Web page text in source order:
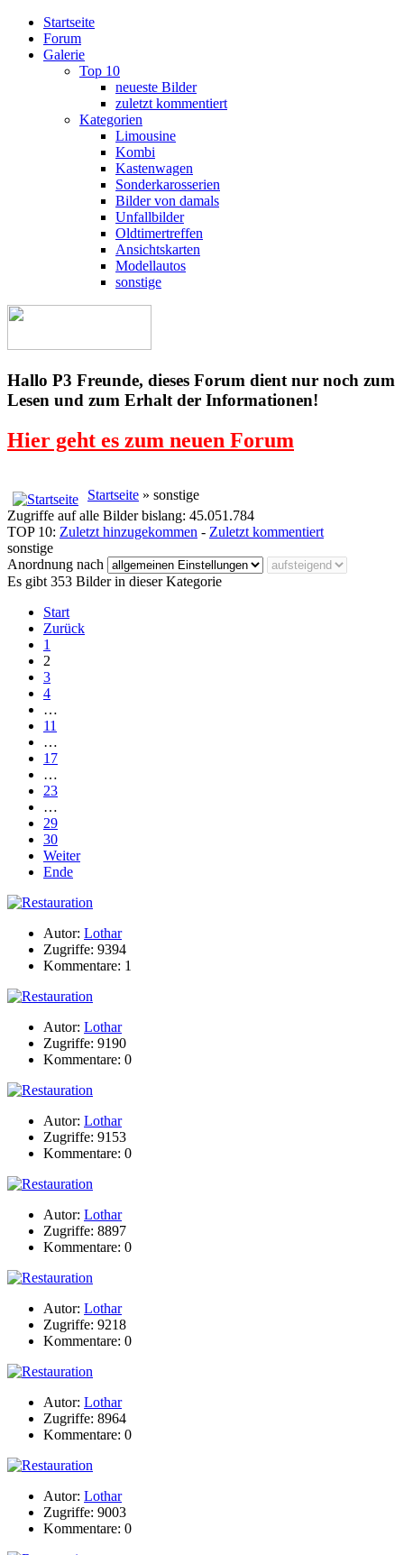
Startseite
Forum
Galerie
Top 10
neueste Bilder
zuletzt kommentiert
Kategorien
Limousine
Kombi
Kastenwagen
Sonderkarosserien
Bilder von damals
Unfallbilder
Oldtimertreffen
Ansichtskarten
Modellautos
sonstige
Hallo P3 Freunde, dieses Forum dient nur noch zum
Lesen und zum Erhalt der Informationen!
Hier geht es zum neuen Forum
Startseite » sonstige
Zugriffe auf alle Bilder bislang: 45.051.784
TOP 10: Zuletzt hinzugekommen - Zuletzt kommentiert
sonstige
Anordnung nach
Es gibt 353 Bilder in dieser Kategorie
Start
Zurück
1
2
3
4
…
11
…
17
…
23
…
29
30
Weiter
Ende
Autor: Lothar
Zugriffe: 9394
Kommentare: 1
Autor: Lothar
Zugriffe: 9190
Kommentare: 0
Autor: Lothar
Zugriffe: 9153
Kommentare: 0
Autor: Lothar
Zugriffe: 8897
Kommentare: 0
Autor: Lothar
Zugriffe: 9218
Kommentare: 0
Autor: Lothar
Zugriffe: 8964
Kommentare: 0
Autor: Lothar
Zugriffe: 9003
Kommentare: 0